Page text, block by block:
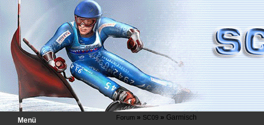
Menü Forum» SC09» Garmisch